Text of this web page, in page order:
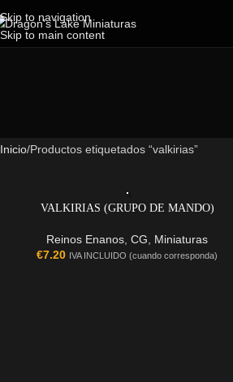
Skip to navigation
Skip to main content
Inicio Productos etiquetados “valkirias”
VALKIRIAS (GRUPO DE MANDO)
Reinos Enanos ,CG
Miniaturas
€7.20 IVA INCLUIDO (cuando corresponda)